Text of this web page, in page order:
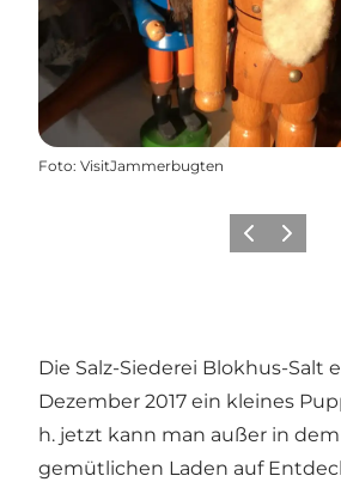
Foto: VisitJammerbugten
ZurückWeiter
Die Salz-Siederei Blokhus-Salt
Dezember 2017 ein kleines
h. jetzt kann man außer in
gemütlichen Laden auf